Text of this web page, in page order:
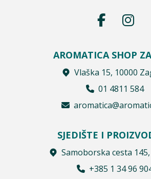
AROMATICA SHOP
Vlaška 15, 10000
01 4811 584
SJEDIŠTE I
Samoborska cesta
+385 1 34 96